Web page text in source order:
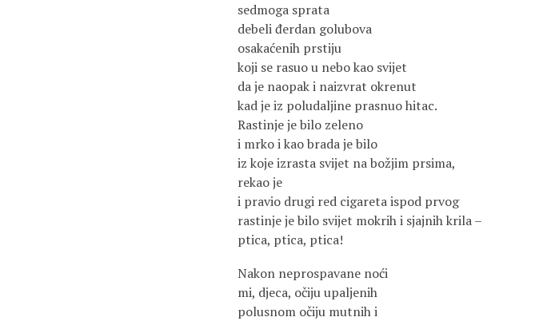
sedmoga sprata
debeli đerdan golubova
osakaćenih prstiju
koji se rasuo u nebo kao svijet
da je naopak i naizvrat okrenut
kad je iz poludaljine prasnuo hitac.
Rastinje je bilo zeleno
i mrko i kao brada je bilo
iz koje izrasta svijet na božjim prsima,
rekao je
i pravio drugi red cigareta ispod prvog
rastinje je bilo svijet mokrih i sjajnih krila –
ptica, ptica, ptica!
Nakon neprospavane noći
mi, djeca, očiju upaljenih
polusnom očiju mutnih i